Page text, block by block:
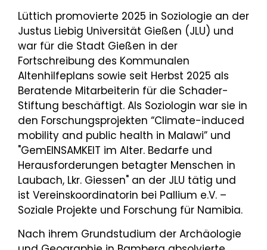
Lüttich promovierte 2025 in Soziologie an der
Justus Liebig Universität Gießen (JLU) und
war für die Stadt Gießen in der
Fortschreibung des Kommunalen
Altenhilfeplans sowie seit Herbst 2025 als
Beratende Mitarbeiterin für die Schader-
Stiftung beschäftigt. Als Soziologin war sie in
den Forschungsprojekten “Climate-induced
mobility and public health in Malawi” und
"GemEINSAMKEIT im Alter. Bedarfe und
Herausforderungen betagter Menschen in
Laubach, Lkr. Giessen" an der JLU tätig und
ist Vereinskoordinatorin bei Pallium e.V. –
Soziale Projekte und Forschung für Namibia.
Nach ihrem Grundstudium der Archäologie